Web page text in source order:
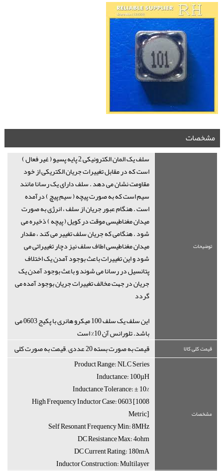
مشخصات
سلف یک المان الکترونیکی 2 پایه پسیو ( غیر فعال )
است که در مقابل تغییرات جریان الکتریکی از خود
مقاومت نشان می دهد . سلف دارای یک رسانا مانند
سیم است که به صورت پیچه ( سیم پیچ ) درآمده
است . هنگام عبور جریان از سلف ، انرژی به صورت
میدان مغناطیسی موقت در کویل ( پیچه ) ذخیره می
شود . هنگامی که جریان سلف تغییر می کند ، مقدار
میدان مغناطیسی اطاف سلف نیز دچار تغییراتی می
شود و این تغییرات باعث بوجود آمدن یک اختلاف
پتانسیل در رسانا می شوند و باعث بوجود آمدن یک
جریان در جهت مخالف تغییرات جریان بوجود آمده می
گردد
این سلف یک سلف 100 میکرو هانری با پکیج 0603 می
باشد. تلورانس آن 10% است
توضیحات
قیمت به صورت بسته 20 عددی , قیمت به صورت کلی قیمت کلی کالا
Product Range: NLC Series
Inductance: 100µH
Inductance Tolerance: ± 10%
High Frequency Inductor Case: 0603 [1008
Metric]
Self Resonant Frequency Min: 8MHz
DC Resistance Max: 4ohm
DC Current Rating: 180mA
Inductor Construction: Multilayer
مشخصات